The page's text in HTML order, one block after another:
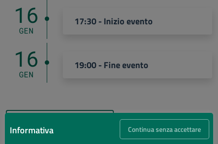
16
GEN
17:30 - Inizio evento
16
GEN
19:00 - Fine evento
Informativa Continua senza accettare